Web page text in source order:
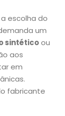
escolha do
um
sintéticoou
aos
em
fabricante